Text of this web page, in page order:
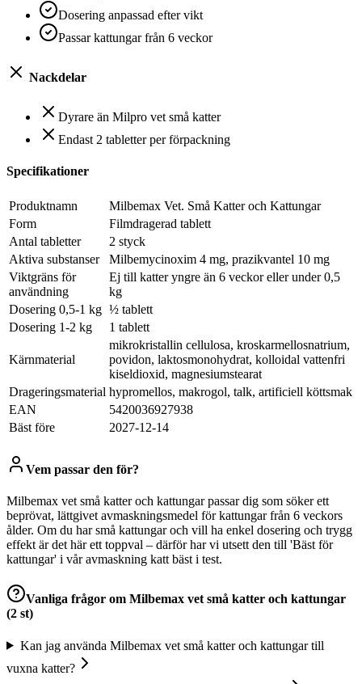
Dosering anpassad efter vikt
Passar kattungar från 6 veckor
Nackdelar
Dyrare än Milpro vet små katter
Endast 2 tabletter per förpackning
Specifikationer
Produktnamn
Milbemax Vet. Små Katter och Kattungar
Form
Filmdragerad tablett
Antal tabletter
2 styck
Aktiva substanser
Milbemycinoxim 4 mg, prazikvantel 10 mg
Viktgräns för
användning
Ej till katter yngre än 6 veckor eller under 0,5
kg
Dosering 0,5-1 kg ½ tablett
Dosering 1-2 kg
1 tablett
Kärnmaterial
mikrokristallin cellulosa, kroskarmellosnatrium,
povidon, laktosmonohydrat, kolloidal vattenfri
kiseldioxid, magnesiumstearat
Drageringsmaterial hypromellos, makrogol, talk, artificiell köttsmak
EAN
5420036927938
Bäst före
2027-12-14
Vem passar den för?
Milbemax vet små katter och kattungar passar dig som söker ett
beprövat, lättgivet avmaskningsmedel för kattungar från 6 veckors
ålder. Om du har små kattungar och vill ha enkel dosering och trygg
effekt är det här ett toppval – därför har vi utsett den till 'Bäst för
kattungar' i vår avmaskning katt bäst i test.
Vanliga frågor om Milbemax vet små katter och kattungar
(2 st)
Kan jag använda Milbemax vet små katter och kattungar till
vuxna katter?